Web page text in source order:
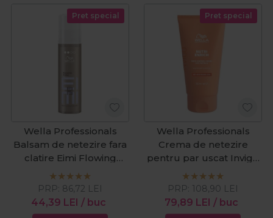
Pret special
Wella Professionals
Balsam de netezire fara
clatire Eimi Flowing
Form 100ml
44,39 LEI / buc
PRP: 86,72 LEI
Pret special
Wella Professionals
Crema de netezire
pentru par uscat Invigo
Nutri Enrich Frizz 150ml
79,89 LEI / buc
PRP: 108,90 LEI